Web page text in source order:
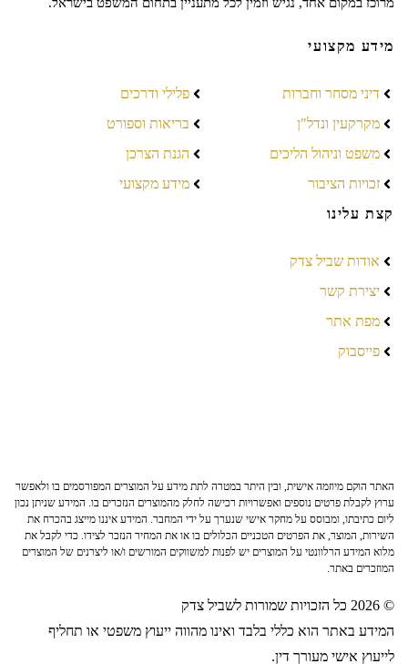
מידע מקצועי
דיני מסחר וחברות
מקרקעין ונדל"ן
משפט וניהול הליכים
זכויות הציבור
פלילי ודרכים
בריאות וספורט
הגנת הצרכן
מידע מקצועי
קצת עלינו
אודות שביל צדק
יצירת קשר
מפת אתר
פייסבוק
האתר הוקם מיוזמה אישית, ובין היתר במטרה לתת מידע על המוצרים המפורסמים בו ולאפשר
ערוץ לקבלת פרטים נוספים ואפשרויות רכישה לחלק מהמוצרים הנזכרים בו. המידע שניתן נכון
ליום כתיבתו, ומבוסס על מחקר אישי שנערך על ידי המחבר. המידע איננו מייצג בהכרח את
השירות, המוצר, את הפרטים הטכניים הכלולים בו או את המחיר הנזכר לצידו. כדי לקבל את
מלוא המידע הרלוונטי על המוצרים יש לפנות למשווקים המורשים ו/או ליצרנים של המוצרים
המוזכרים באתר.
© 2026 כל הזכויות שמורות לשביל צדק
המידע באתר הוא כללי בלבד ואינו מהווה ייעוץ משפטי או תחליף
לייעוץ אישי מעורך דין.